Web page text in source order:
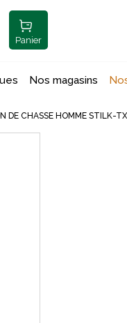
Panier
Nos magasins
DE CHASSE HOMME STILK-